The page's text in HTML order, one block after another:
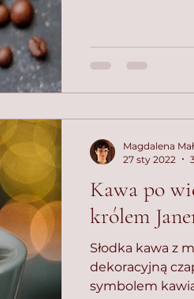
Kawa po
królem
Słodka kawa z
dekoracyjną
symbolem
Magdalena
27 sty 2022